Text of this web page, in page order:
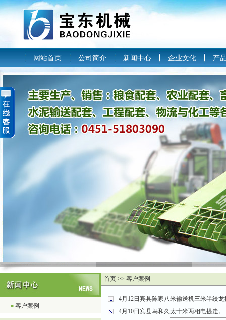
网站首页 公司简介 新闻中心 企业文化 产
■ 客户案例
首页 >> 客户案例
4月12日宾县陈家八米输送机三米半绞龙
4月10日宾县鸟和久太十米两相电提走。